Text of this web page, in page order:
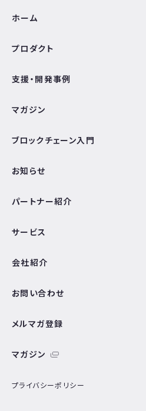
ホーム
プロダクト
支援・開発事例
マガジン
ブロックチェーン入門
お知らせ
パートナー紹介
サービス
会社紹介
お問い合わせ
メルマガ登録
マガジン
プライバシーポリシー